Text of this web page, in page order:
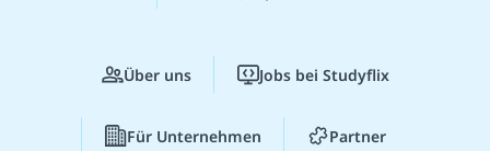
Über uns Jobs bei Studyflix
Für Unternehmen Partner